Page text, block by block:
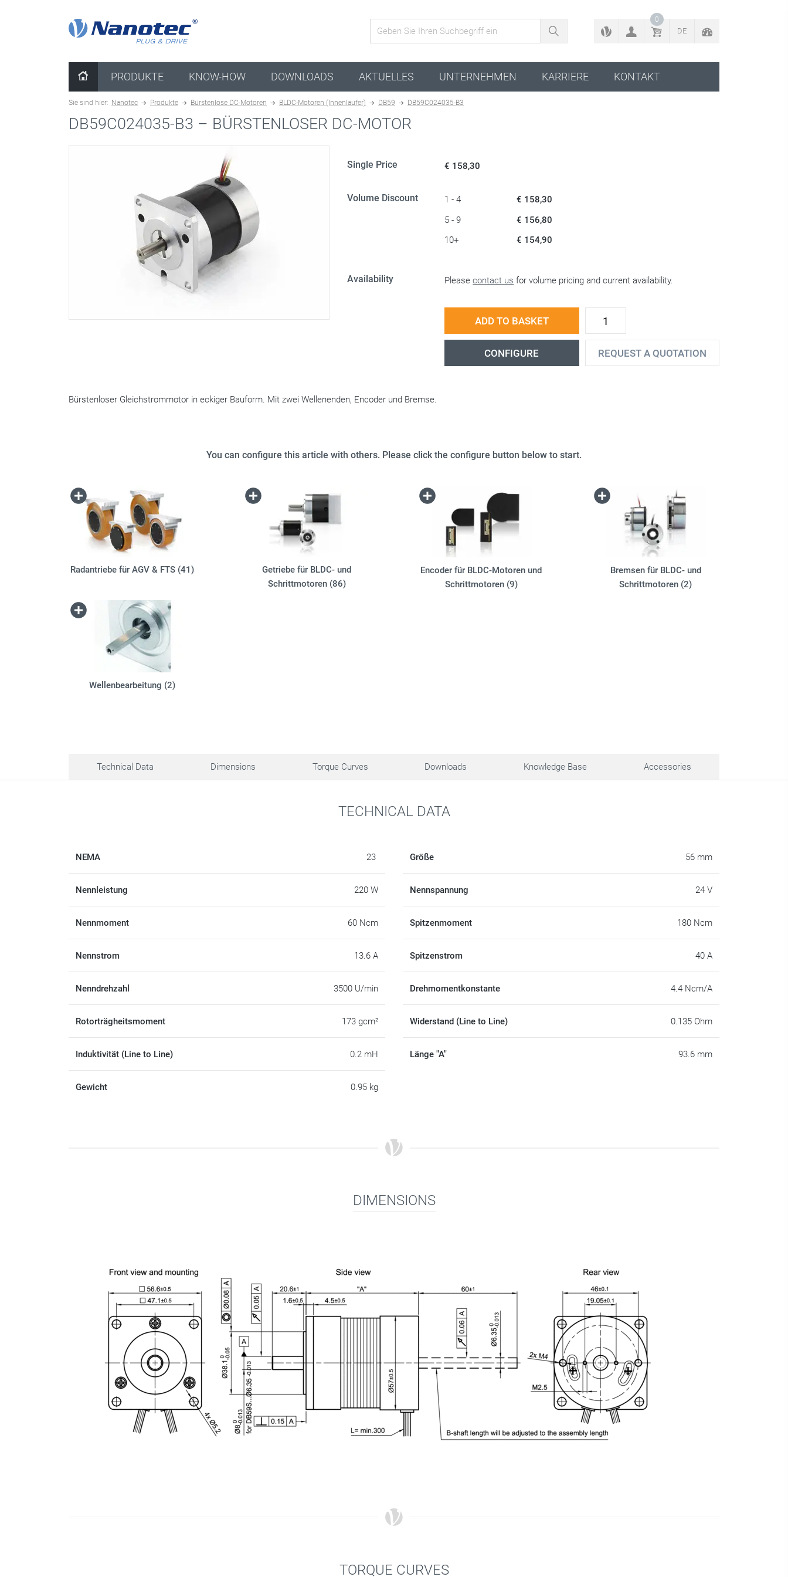
BACK TO CONFIGURATOR
0
DE
PRODUKTE KNOW-HOW DOWNLOADS AKTUELLES UNTERNEHMEN KARRIERE KONTAKT
Sie sind hier: Nanotec Produkte Bürstenlose DC-Motoren BLDC-Motoren (Innenläufer) DB59 DB59C024035-B3
DB59C024035-B3 – BÜRSTENLOSER DC-MOTOR
Single Price € 158,30
Volume Discount 1 - 4
€ 158,30
5 - 9
€ 156,80
10+
€ 154,90
Availability Pleasecontact us for volume pricing and current availability.
ADD TO BASKET
CONFIGURE REQUEST A QUOTATION
Bürstenloser Gleichstrommotor in eckiger Bauform. Mit zwei Wellenenden, Encoder und Bremse.
You can configure this article with others. Please click the configure button below to start.
Radantriebe für AGV & FTS (41)
Getriebe für BLDC- und
Schrittmotoren (86)
Encoder für BLDC-Motoren und
Schrittmotoren (9)
Bremsen für BLDC- und
Schrittmotoren (2)
Wellenbearbeitung (2)
Technical Data Dimensions Torque Curves Downloads Knowledge Base Accessories
TECHNICAL DATA
NEMA 23
Nennleistung 220 W
Nennmoment 60 Ncm
Nennstrom 13.6 A
Nenndrehzahl 3500 U/min
Rotorträgheitsmoment 173 gcm²
Induktivität (Line to Line) 0.2 mH
Gewicht 0.95 kg
Größe 56 mm
Nennspannung 24 V
Spitzenmoment 180 Ncm
Spitzenstrom 40 A
Drehmomentkonstante 4.4 Ncm/A
Widerstand (Line to Line) 0.135 Ohm
Länge "A" 93.6 mm
DIMENSIONS
TORQUE CURVES